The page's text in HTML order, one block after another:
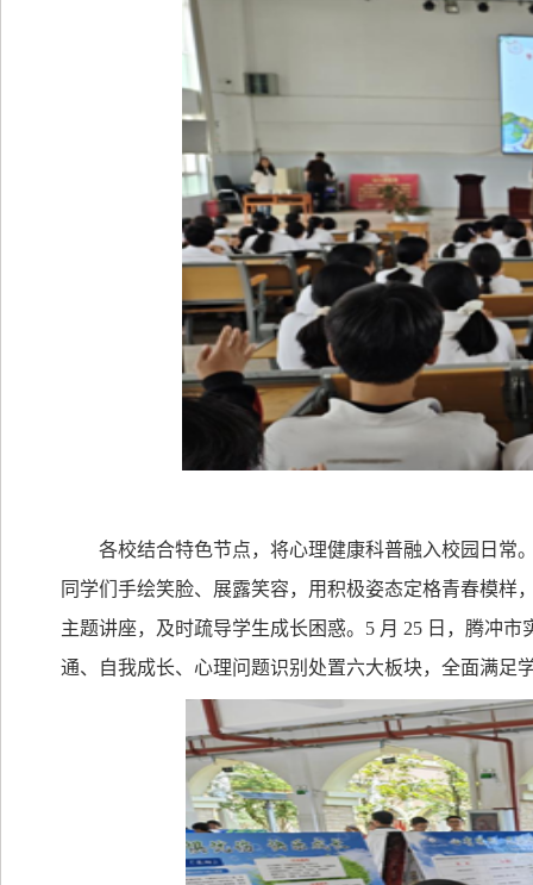
各校结合特色节点，将心理健康科普融入校园日常
同学们手绘笑脸、展露笑容，用积极姿态定格青春模
主题讲座，及时疏导学生成长困惑。 5 月 25 日，腾冲市
通、自我成长、心理问题识别处置六大板块，全面满足